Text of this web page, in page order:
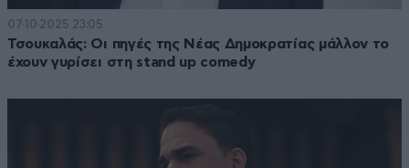
07·10·2025 23:05
Τσουκαλάς: Οι πηγές της Νέας Δημοκρατίας μάλλον το
έχουν γυρίσει στη stand up comedy